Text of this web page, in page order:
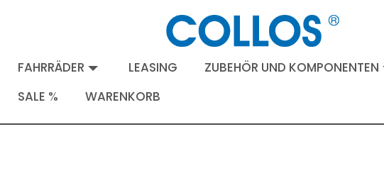
FAHRRÄDER LEASING ZUBEHÖR UND KOMPONENTEN
SALE %
WARENKORB